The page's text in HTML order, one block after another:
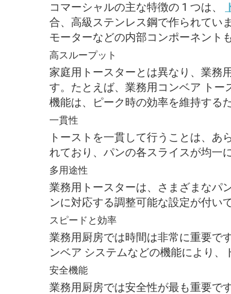
コマーシャルの主な特徴の 1 つは、
合、高級ステンレス鋼で作られてい
モーターなどの内部コンポーネント
高スループット
家庭用トースターとは異なり、業務
す。たとえば、業務用コンベア トー
機能は、ピーク時の効率を維持する
一貫性
トーストを一貫して行うことは、あ
れており、パンの各スライスが均一
多用途性
業務用トースターは、さまざまなパ
ンに対応する調整可能な設定が付い
スピードと効率
業務用厨房では時間は非常に重要で
ンベア システムなどの機能により、
安全機能
業務用厨房では安全性が最も重要で